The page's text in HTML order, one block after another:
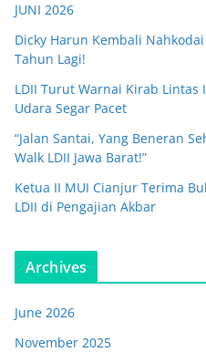
JUNI 2026
Dicky Harun Kembali
Tahun Lagi!
LDII Turut Warnai Kirab
Udara Segar Pacet
“Jalan Santai, Yang Beneran
Walk LDII Jawa Barat!”
Ketua II MUI Cianjur Terima
LDII di Pengajian Akbar
Archives
June 2026
November 2025